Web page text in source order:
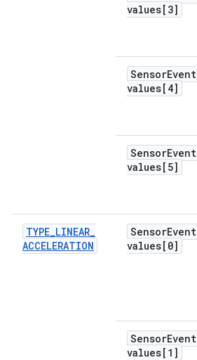
values[3]
SensorEvent
values[4]
SensorEvent
values[5]
TYPE_LINEAR_
ACCELERATION
SensorEvent
values[0]
SensorEvent
values[1]